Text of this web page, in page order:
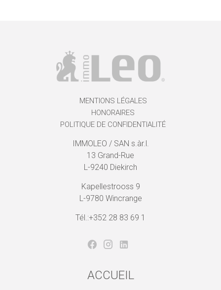
MENTIONS LÉGALES
HONORAIRES
POLITIQUE DE CONFIDENTIALITÉ
IMMOLEO / SAN s.àr.l.
13 Grand-Rue
L-9240 Diekirch
Kapellestrooss 9
L-9780 Wincrange
Tél.:+352 28 83 69 1
ACCUEIL